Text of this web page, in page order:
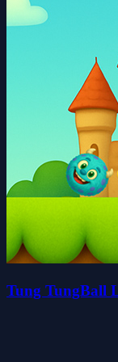
Tung TungBall